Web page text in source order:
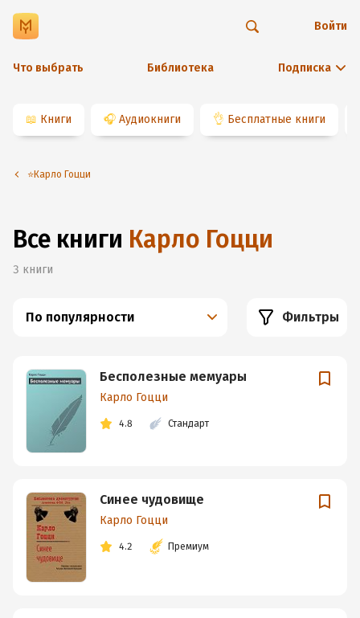
Что выбрать Библиотека Подписка
Войти
📖 Книги 🎧 Аудиокниги 👌 Бесплатные книги
⭐️Карло Гоцци
Все книги Карло Гоцци
3 книги
По популярности Фильтры
Бесполезные мемуары
Карло Гоцци
4.8 Стандарт
Синее чудовище
Карло Гоцци
4.2 Премиум